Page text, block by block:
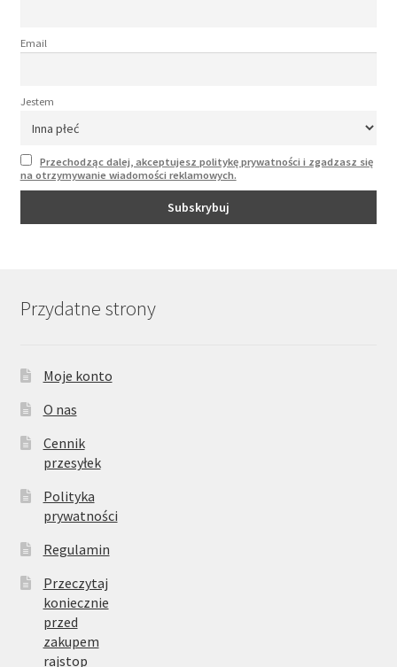
Email
Jestem
Przechodząc dalej, akceptujesz politykę prywatności i zgadzasz się
na otrzymywanie wiadomości reklamowych.
Przydatne strony
Moje konto
O nas
Cennik
przesyłek
Polityka
prywatności
Regulamin
Przeczytaj
koniecznie
przed
zakupem
rajstop